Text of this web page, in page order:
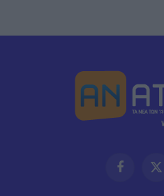
FacebookX